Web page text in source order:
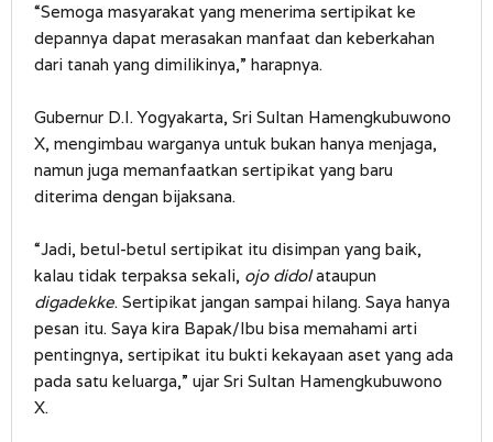
“Semoga masyarakat yang menerima sertipikat ke
depannya dapat merasakan manfaat dan keberkahan
dari tanah yang dimilikinya,” harapnya.
Gubernur D.I. Yogyakarta, Sri Sultan Hamengkubuwono
X, mengimbau warganya untuk bukan hanya menjaga,
namun juga memanfaatkan sertipikat yang baru
diterima dengan bijaksana.
“Jadi, betul-betul sertipikat itu disimpan yang baik,
kalau tidak terpaksa sekali, ojo didolataupun
digadekke. Sertipikat jangan sampai hilang. Saya hanya
pesan itu. Saya kira Bapak/Ibu bisa memahami arti
pentingnya, sertipikat itu bukti kekayaan aset yang ada
pada satu keluarga,” ujar Sri Sultan Hamengkubuwono
X.